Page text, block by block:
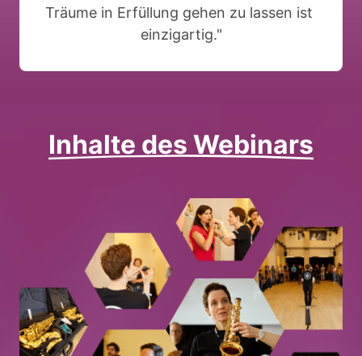
Träume in Erfüllung gehen zu lassen
einzigartig."
Inhalte des Webinars